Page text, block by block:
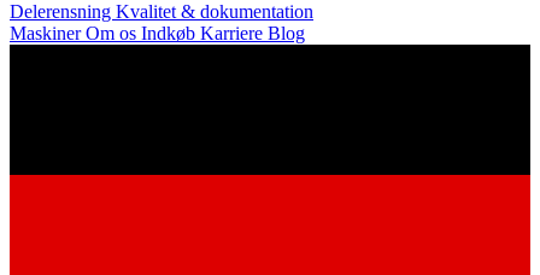
Delerensning Kvalitet & dokumentation
MaskinerOm os Indkøb Karriere Blog